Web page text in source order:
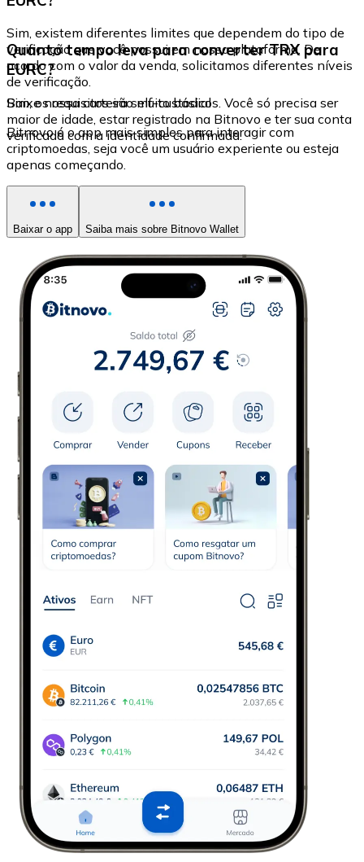
Sim, existem diferentes limites que dependem do tipo de
verificação que você possui em nossa plataforma. De
acordo com o valor da venda, solicitamos diferentes níveis
de verificação.
Quanto tempo leva para converter TRX para
EURC?
Sim, os requisitos são muito básicos. Você só precisa ser
maior de idade, estar registrado na Bitnovo e ter sua conta
verificada com a identidade confirmada.
Baixe nossa carteira self-custodial
Bitnovo é o app mais simples para interagir com
criptomoedas, seja você um usuário experiente ou esteja
apenas começando.
Baixar o app Saiba mais sobre Bitnovo Wallet